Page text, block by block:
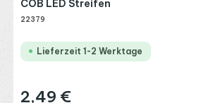
COB LED Streifen
22379
Lieferzeit 1-2 Werktage
Regulärer Preis:
2,49 €